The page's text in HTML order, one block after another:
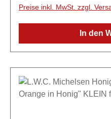
Preise inkl. MwSt. zzgl.
In den